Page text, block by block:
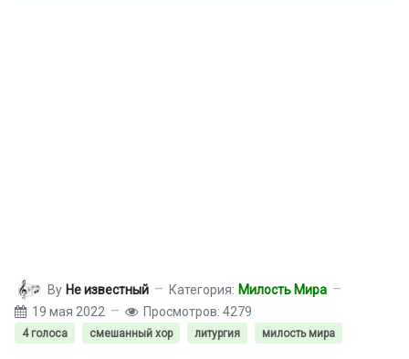
By Не известный Категория: Милость Мира
19 мая 2022
Просмотров: 4279
4 голоса смешанный хор литургия милость мира